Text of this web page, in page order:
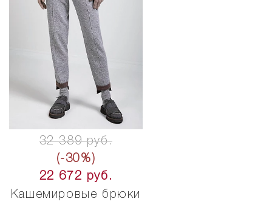
32 389 руб.
(-30%)
22 672 руб.
Кашемировые брюки